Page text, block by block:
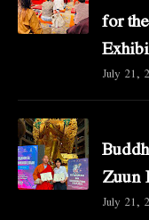
for
July 21,
Zuun
July 21,